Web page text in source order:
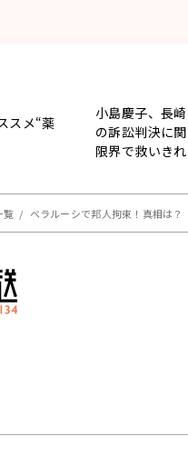
スメ“薬
小島慶子、長
の訴訟判決に
限界で救いき
のではないの
覧 ベラルーシで邦人拘束！真相は？